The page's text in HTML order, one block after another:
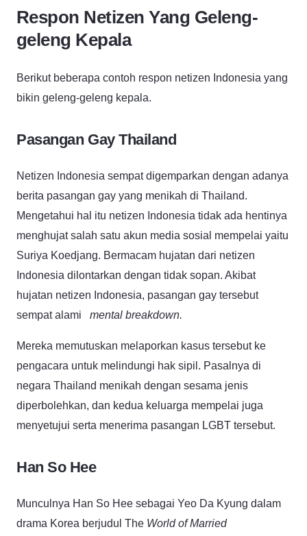
Respon Netizen Yang Geleng-
geleng Kepala
Berikut beberapa contoh respon netizen Indonesia yang
bikin geleng-geleng kepala.
Pasangan Gay Thailand
Netizen Indonesia sempat digemparkan dengan adanya
berita pasangan gay yang menikah di Thailand.
Mengetahui hal itu netizen Indonesia tidak ada hentinya
menghujat salah satu akun media sosial mempelai yaitu
Suriya Koedjang. Bermacam hujatan dari netizen
Indonesia dilontarkan dengan tidak sopan. Akibat
hujatan netizen Indonesia, pasangan gay tersebut
sempat alami mental breakdown.
Mereka memutuskan melaporkan kasus tersebut ke
pengacara untuk melindungi hak sipil. Pasalnya di
negara Thailand menikah dengan sesama jenis
diperbolehkan, dan kedua keluarga mempelai juga
menyetujui serta menerima pasangan LGBT tersebut.
Han So Hee
Munculnya Han So Hee sebagai Yeo Da Kyung dalam
drama Korea berjudul The World of Married